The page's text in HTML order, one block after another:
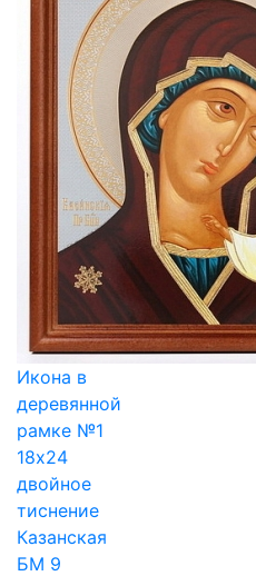
Икона в
деревянной
рамке №1
18х24
двойное
тиснение
Казанская
БМ 9